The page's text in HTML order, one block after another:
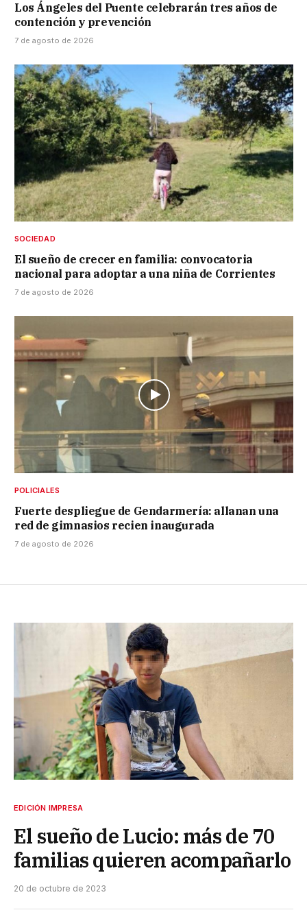
Los Ángeles del Puente celebrarán tres años de
contención y prevención
7 de agosto de 2026
SOCIEDAD
El sueño de crecer en familia: convocatoria
nacional para adoptar a una niña de Corrientes
7 de agosto de 2026
POLICIALES
Fuerte despliegue de Gendarmería: allanan una
red de gimnasios recien inaugurada
7 de agosto de 2026
EDICIÓN IMPRESA
El sueño de Lucio: más de 70
familias quieren acompañarlo
20 de octubre de 2023